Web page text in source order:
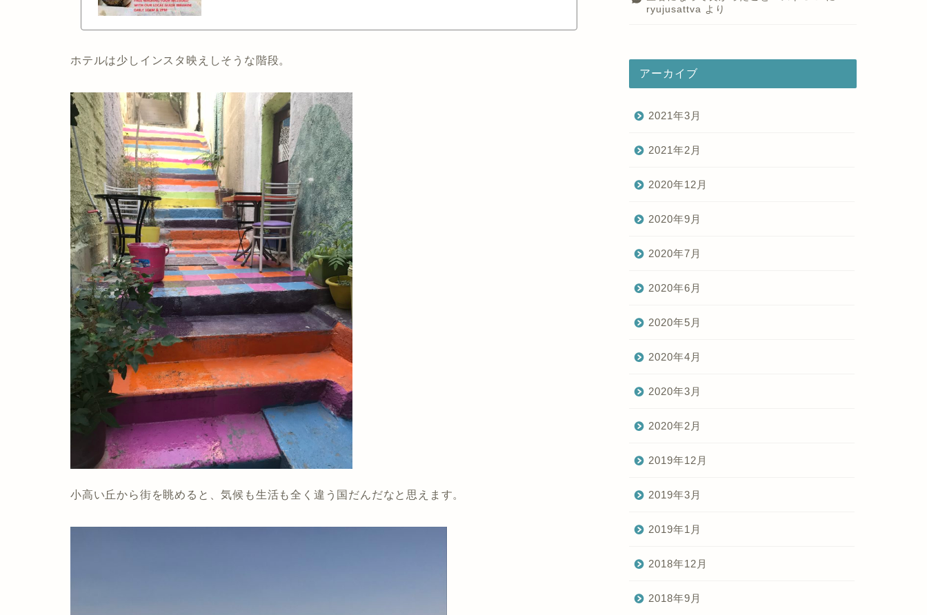
ホテルは少しインスタ映えしそうな階段。
小高い丘から街を眺めると、気候も生活も全く違う国だんだなと思えます。
ryujusattva より
アーカイブ
2021年3月
2021年2月
2020年12月
2020年9月
2020年7月
2020年6月
2020年5月
2020年4月
2020年3月
2020年2月
2019年12月
2019年3月
2019年1月
2018年12月
2018年9月